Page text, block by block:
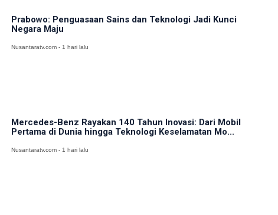
Prabowo: Penguasaan Sains dan Teknologi Jadi Kunci
Negara Maju
Nusantaratv.com - 1 hari lalu
Mercedes-Benz Rayakan 140 Tahun Inovasi: Dari Mobil
Pertama di Dunia hingga Teknologi Keselamatan Mo...
Nusantaratv.com - 1 hari lalu